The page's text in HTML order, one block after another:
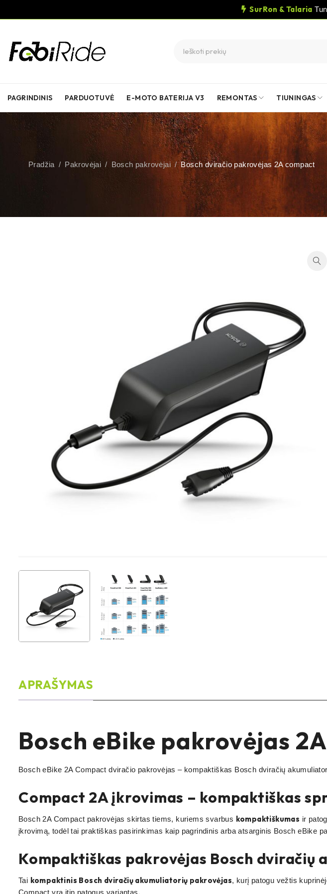
SurRon & Talaria
PAGRINDINIS PARDUOTUVĖ E-MOTO BATERIJA V3 REMONTAS TIUNINGAS
Pradžia / Pakrovėjai / Bosch pakrovėjai / Bosch dviračio pakrovėjas 2A compact
APRAŠYMAS
Bosch eBike pakrovėjas
Bosch eBike 2A Compact dviračio pakrovėjas – kompaktiškas Bosch dviračių
Compact 2A įkrovimas – kompaktiškas
Bosch 2A Compact pakrovėjas skirtas tiems, kuriems svarbus kompaktiškumas ir
įkrovimą, todėl tai praktiškas pasirinkimas kaip pagrindinis arba atsarginis Bosch eBike
Kompaktiškas pakrovėjas Bosch dviračių
Tai kompaktinis Bosch dviračių akumuliatorių pakrovėjas, kurį patogu vežtis
Compact yra itin patogus variantas.